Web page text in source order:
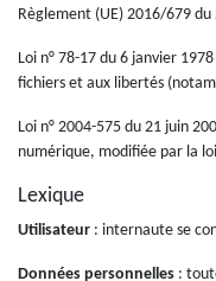
Règlement (UE) 2016/679 du
Loi n° 78-17 du 6 janvier
fichiers et aux libertés
Loi n° 2004-575 du 21 juin
numérique, modifiée par la
Lexique
Utilisateur : internaute se
Données personnelles :